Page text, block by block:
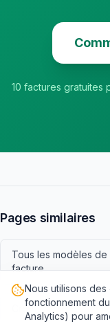
10 factures gratuites
Pages similaires
Tous les modèles de
facture
Créer une facture
Nous utilisons
fonctionnement
Analytics) pour